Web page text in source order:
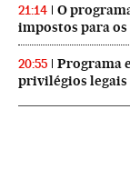
21:14
O
impostos para
20:55
Programa
privilégios legais